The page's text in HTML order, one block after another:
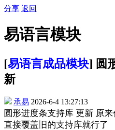
分享 返回
易语言模块
[易语言成品模块] 圆
新
承易 2026-6-4 13:27:13
圆形进度条支持库 更新 原
直接覆盖旧的支持库就行了